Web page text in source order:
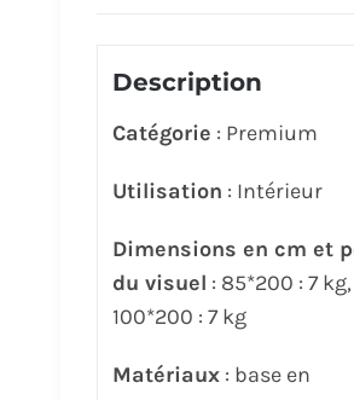
Description
Catégorie : Premium
Utilisation : Intérieur
Dimensions en cm et
du visuel : 85*200 : 7 kg,
100*200 : 7 kg
Matériaux: base en